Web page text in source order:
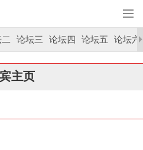
论坛三 论坛四 论坛五 论坛六
主页